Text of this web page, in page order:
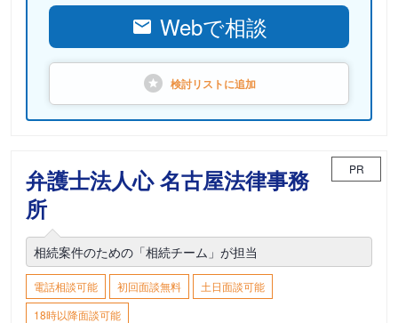
Webで相談
検討リストに追加
弁護士法人心 名古屋法律事務
所
PR
相続案件のための「相続チーム」が担当
電話相談可能 初回面談無料
土日面談可能
18時以降面談可能